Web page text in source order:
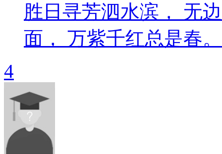
胜日寻芳泗水滨， 无
面， 万紫千红总是春
4